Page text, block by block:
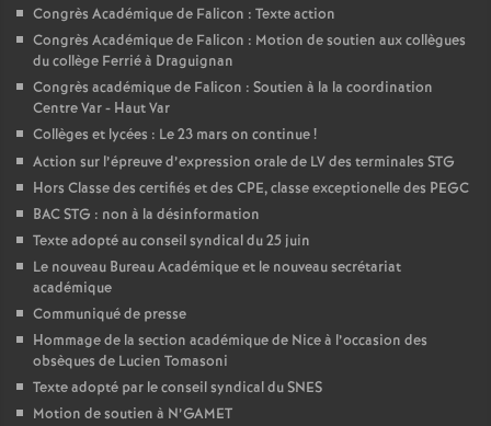
O
r
l
é
a
s
Congrès Académique de Falicon : Texte action
Congrès Académique de Falicon : Motion de soutien aux collègues
du collège Ferrié à Draguignan
Congrès académique de Falicon : Soutien à la la coordination
Centre Var - Haut Var
Collèges et lycées : Le 23 mars on continue!
Action sur l’épreuve d’expression orale de LV des terminales STG
Hors Classe des certifiés et des CPE, classe exceptionelle des PEGC
BAC STG : non à la désinformation
Texte adopté au conseil syndical du 25 juin
Le nouveau Bureau Académique et le nouveau secrétariat
académique
Communiqué de presse
Hommage de la section académique de Nice à l’occasion des
obsèques de Lucien Tomasoni
Texte adopté par le conseil syndical du SNES
Motion de soutien à N’GAMET